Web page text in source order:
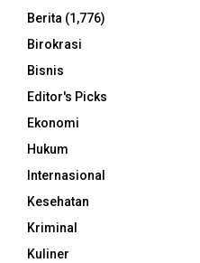
Berita (1,776)
Birokrasi
Bisnis
Editor's Picks
Ekonomi
Hukum
Internasional
Kesehatan
Kriminal
Kuliner